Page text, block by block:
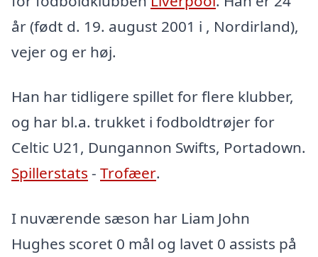
år (født d. 19. august 2001 i , Nordirland),
vejer og er høj.
Han har tidligere spillet for flere klubber,
og har bl.a. trukket i fodboldtrøjer for
Celtic U21, Dungannon Swifts, Portadown.
Spillerstats - Trofæer.
I nuværende sæson har Liam John
Hughes scoret 0 mål og lavet 0 assists på